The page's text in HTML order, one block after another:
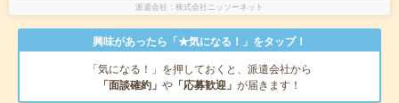
派遣会社 株式会社ニッソーネット
興味があったら「★気になる！」をタップ！
「気になる！」を押しておくと、派遣会社から
「面談確約」 や 「応募歓迎」 が届きます！